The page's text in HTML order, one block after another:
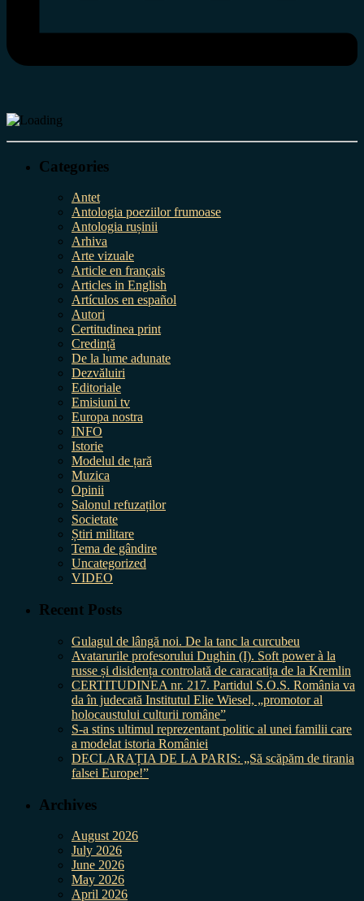
Categories
Antet
Antologia poeziilor frumoase
Antologia rușinii
Arhiva
Arte vizuale
Article en français
Articles in English
Artículos en español
Autori
Certitudinea print
Credință
De la lume adunate
Dezvăluiri
Editoriale
Emisiuni tv
Europa nostra
INFO
Istorie
Modelul de țară
Muzica
Opinii
Salonul refuzaților
Societate
Știri militare
Tema de gândire
Uncategorized
VIDEO
Recent Posts
Gulagul de lângă noi. De la tanc la curcubeu
Avatarurile profesorului Dughin (I). Soft power à la
russe și disidența controlată de caracatița de la Kremlin
CERTITUDINEA nr. 217. Partidul S.O.S. România va
da în judecată Institutul Elie Wiesel, „promotor al
holocaustului culturii române”
S-a stins ultimul reprezentant politic al unei familii care
a modelat istoria României
DECLARAȚIA DE LA PARIS: „Să scăpăm de tirania
falsei Europe!”
Archives
August 2026
July 2026
June 2026
May 2026
April 2026